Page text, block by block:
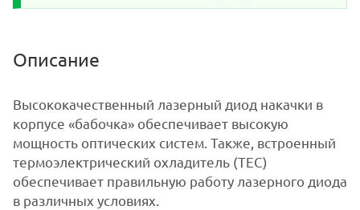
Описание
Высококачественный лазерный диод накачки в
корпусе «бабочка» обеспечивает высокую
мощность оптических систем. Также, встроенный
термоэлектрический охладитель (TEC)
обеспечивает правильную работу лазерного диода
в различных условиях.